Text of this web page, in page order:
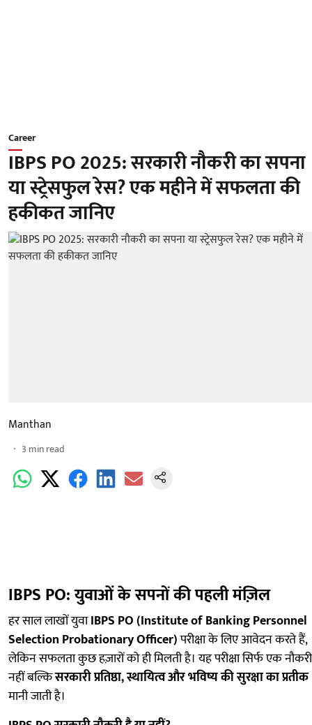
Career
IBPS PO 2025: सरकारी नौकरी का सपना
या स्ट्रेसफुल रेस? एक महीने में सफलता की
हकीकत जानिए
Manthan
3 min read
IBPS PO: युवाओं के सपनों की पहली मंज़िल
हर साल लाखों युवाIBPS PO (Institute of Banking Personnel
Selection Probationary Officer)परीक्षा के लिए आवेदन करते हैं,
लेकिन सफलता कुछ हज़ारों को ही मिलती है। यह परीक्षा सिर्फ एक नौकरी
नहीं बल्किसरकारी प्रतिष्ठा, स्थायित्व और भविष्य की सुरक्षा का प्रतीक
मानी जाती है।